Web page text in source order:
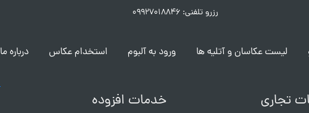
رزرو تلفنی: ۰۹۹۲۷۰۱۸۸۴۶
لیست عکاسان و آتلیه ها ورود به آلبوم استخدام عکاس درباره ما
تجاری خدمات افزوده